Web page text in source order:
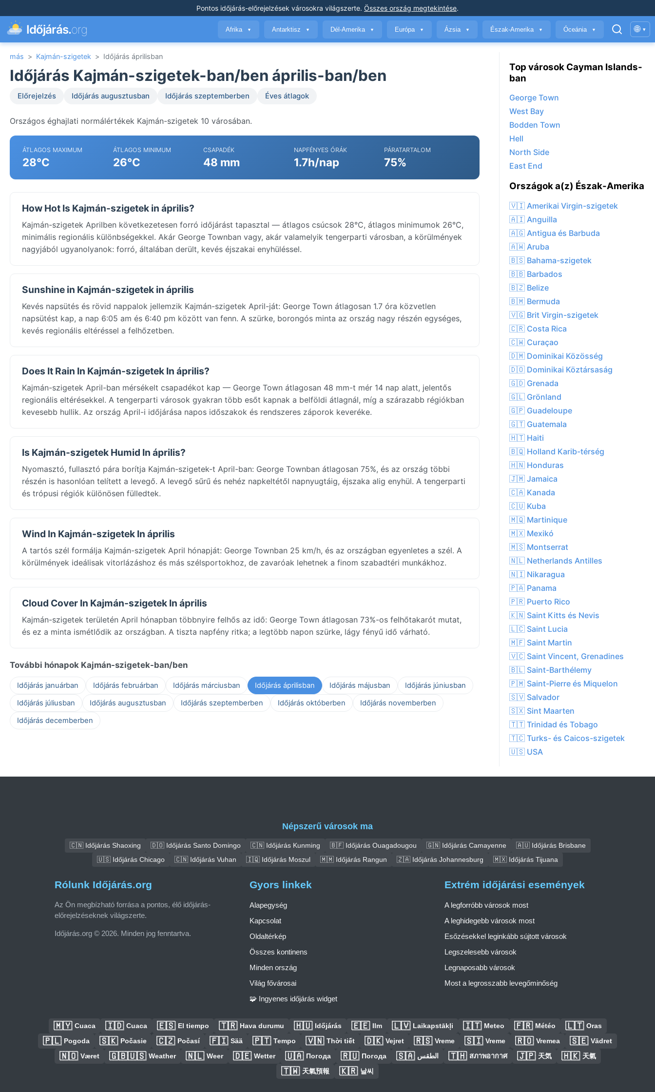
Pontos időjárás-előrejelzések városokra világszerte. Összes ország megtekintése.
Időjárás.org Afrika ▼ Antarktisz ▼ Dél-Amerika ▼ Európa ▼ Ázsia ▼ Észak-Amerika ▼ Óceánia ▼ 🌐 ▾
más > Kajmán-szigetek > Időjárás áprilisban
Időjárás Kajmán-szigetek-ban/ben április-ban/ben
Előrejelzés Időjárás augusztusban Időjárás szeptemberben Éves átlagok
Országos éghajlati normálértékek Kajmán-szigetek 10 városában.
ÁTLAGOS MAXIMUM
28°C
ÁTLAGOS MINIMUM
26°C
CSAPADÉK
48 mm
NAPFÉNYES ÓRÁK
1.7h/nap
PÁRATARTALOM
75%
How Hot Is Kajmán-szigetek in április?
Kajmán-szigetek Aprilben következetesen forró időjárást tapasztal — átlagos csúcsok 28°C, átlagos minimumok 26°C,
minimális regionális különbségekkel. Akár George Townban vagy, akár valamelyik tengerparti városban, a körülmények
nagyjából ugyanolyanok: forró, általában derült, kevés éjszakai enyhüléssel.
Sunshine in Kajmán-szigetek in április
Kevés napsütés és rövid nappalok jellemzik Kajmán-szigetek April-ját: George Town átlagosan 1.7 óra közvetlen
napsütést kap, a nap 6:05 am és 6:40 pm között van fenn. A szürke, borongós minta az ország nagy részén egységes,
kevés regionális eltéréssel a felhőzetben.
Does It Rain In Kajmán-szigetek In április?
Kajmán-szigetek April-ban mérsékelt csapadékot kap — George Town átlagosan 48 mm-t mér 14 nap alatt, jelentős
regionális eltérésekkel. A tengerparti városok gyakran több esőt kapnak a belföldi átlagnál, míg a szárazabb régiókban
kevesebb hullik. Az ország April-i időjárása napos időszakok és rendszeres záporok keveréke.
Is Kajmán-szigetek Humid In április?
Nyomasztó, fullasztó pára borítja Kajmán-szigetek-t April-ban: George Townban átlagosan 75%, és az ország többi
részén is hasonlóan telített a levegő. A levegő sűrű és nehéz napkeltétől napnyugtáig, éjszaka alig enyhül. A tengerparti
és trópusi régiók különösen fülledtek.
Wind In Kajmán-szigetek In április
A tartós szél formálja Kajmán-szigetek April hónapját: George Townban 25 km/h, és az országban egyenletes a szél. A
körülmények ideálisak vitorlázáshoz és más szélsportokhoz, de zavaróak lehetnek a finom szabadtéri munkákhoz.
Cloud Cover In Kajmán-szigetek In április
Kajmán-szigetek területén April hónapban többnyire felhős az idő: George Town átlagosan 73%-os felhőtakarót mutat,
és ez a minta ismétlődik az országban. A tiszta napfény ritka; a legtöbb napon szürke, lágy fényű idő várható.
További hónapok Kajmán-szigetek-ban/ben
Időjárás januárban Időjárás februárban Időjárás márciusban Időjárás áprilisban Időjárás májusban
Időjárás júniusban
Időjárás júliusban
Időjárás augusztusban Időjárás szeptemberben Időjárás októberben
Időjárás novemberben
Időjárás decemberben
Top városok Cayman Islands-
ban
George Town
West Bay
Bodden Town
Hell
North Side
East End
Országok a(z) Észak-Amerika
🇻🇮 Amerikai Virgin-szigetek
🇦🇮 Anguilla
🇦🇬 Antigua és Barbuda
🇦🇼 Aruba
🇧🇸 Bahama-szigetek
🇧🇧 Barbados
🇧🇿 Belize
🇧🇲 Bermuda
🇻🇬 Brit Virgin-szigetek
🇨🇷 Costa Rica
🇨🇼 Curaçao
🇩🇲 Dominikai Közösség
🇩🇴 Dominikai Köztársaság
🇬🇩 Grenada
🇬🇱 Grönland
🇬🇵 Guadeloupe
🇬🇹 Guatemala
🇭🇹 Haiti
🇧🇶 Holland Karib-térség
🇭🇳 Honduras
🇯🇲 Jamaica
🇨🇦 Kanada
🇨🇺 Kuba
🇲🇶 Martinique
🇲🇽 Mexikó
🇲🇸 Montserrat
🇳🇱 Netherlands Antilles
🇳🇮 Nikaragua
🇵🇦 Panama
🇵🇷 Puerto Rico
🇰🇳 Saint Kitts és Nevis
🇱🇨 Saint Lucia
🇲🇫 Saint Martin
🇻🇨 Saint Vincent, Grenadines
🇧🇱 Saint-Barthélemy
🇵🇲 Saint-Pierre és Miquelon
🇸🇻 Salvador
🇸🇽 Sint Maarten
🇹🇹 Trinidad és Tobago
🇹🇨 Turks- és Caicos-szigetek
🇺🇸 USA
Népszerű városok ma
🇨🇳 Időjárás Shaoxing 🇩🇴 Időjárás Santo Domingo 🇨🇳 Időjárás Kunming 🇧🇫 Időjárás Ouagadougou 🇬🇳 Időjárás Camayenne
🇦🇺 Időjárás Brisbane
🇺🇸 Időjárás Chicago
🇨🇳 Időjárás Vuhan 🇮🇶 Időjárás Moszul 🇲🇲 Időjárás Rangun 🇿🇦 Időjárás Johannesburg 🇲🇽 Időjárás Tijuana
Rólunk Időjárás.org
Az Ön megbízható forrása a pontos, élő időjárás-
előrejelzéseknek világszerte.
Időjárás.org © 2026. Minden jog fenntartva.
Gyors linkek
Alapegység
Kapcsolat
Oldaltérkép
Összes kontinens
Minden ország
Világ fővárosai
🧩 Ingyenes időjárás widget
Extrém időjárási események
A legforróbb városok most
A leghidegebb városok most
Esőzésekkel leginkább sújtott városok
Legszelesebb városok
Legnaposabb városok
Most a legrosszabb levegőminőség
🇲🇾 Cuaca 🇮🇩 Cuaca 🇪🇸 El tiempo 🇹🇷 Hava durumu 🇭🇺 Időjárás 🇪🇪 Ilm 🇱🇻 Laikapstākļi 🇮🇹 Meteo 🇫🇷 Météo 🇱🇹 Oras
🇵🇱 Pogoda 🇸🇰 Počasie 🇨🇿 Počasí 🇫🇮 Sää 🇵🇹 Tempo 🇻🇳 Thời tiết 🇩🇰 Vejret 🇷🇸 Vreme 🇸🇮 Vreme 🇷🇴 Vremea 🇸🇪 Vädret
🇳🇴 Været 🇬🇧🇺🇸 Weather 🇳🇱 Weer 🇩🇪 Wetter 🇺🇦 Погода 🇷🇺 Погода 🇸🇦 الطقس 🇹🇭 สภาพอากาศ 🇯🇵 天気 🇭🇰 天氣
🇹🇼 天氣預報 🇰🇷 날씨